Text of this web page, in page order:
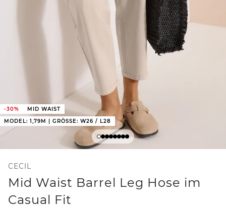
-30%
MID WAIST
MODEL: 1,79M | GRÖSSE: W26 / L28
CECIL
Mid Waist Barrel Leg Hose im
Casual Fit